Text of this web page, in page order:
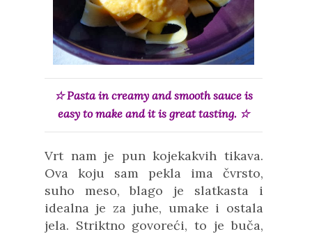
☆Pasta in creamy and smooth sauce is
easy to make and it is great tasting. ☆
Vrt nam je pun kojekakvih tikava.
Ova koju sam pekla ima čvrsto,
suho meso, blago je slatkasta i
idealna je za juhe, umake i ostala
jela. Striktno govoreći, to je buča,